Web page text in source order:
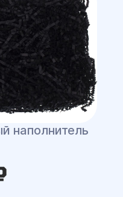
наполнитель